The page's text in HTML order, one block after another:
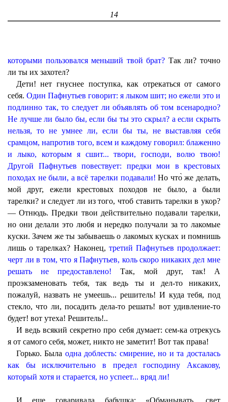
14
которыми пользовался меньший твой брат? Так ли? точно
ли ты их захотел?
Дети! нет гнуснее поступка, как отрекаться от самого
себя. Один Пафнутьев говорит: я лыком шит; но ежели это и
подлинно так, то следует ли объявлять об том всенародно?
Не лучше ли было бы, если бы ты это скрыл? а если скрыть
нельзя, то не умнее ли, если бы ты, не выставляя себя
срамцом, напротив того, всем и каждому говорил: блаженно
и лыко, которым я сшит... твори, господи, волю твою!
Другой Пафнутьев повествует: предки мои в крестовых
походах не были, а всё тарелки подавали! Но что̀ же делать,
мой друг, ежели крестовых походов не было, а были
тарелки? и следует ли из того, чтоб ставить тарелки в укор?
— Отнюдь. Предки твои действительно подавали тарелки,
но они делали это любя и нередко получали за то лакомые
куски. Зачем же ты забываешь о лакомых кусках и помнишь
лишь о тарелках? Наконец, третий Пафнутьев продолжает:
черт ли в том, что я Пафнутьев, коль скоро никаких дел мне
решать не предоставлено! Так, мой друг, так! А
проэкзаменовать тебя, так ведь ты и дел-то никаких,
пожалуй, назвать не умеешь... решитель! И куда тебя, под
стекло, что ли, посадить дела-то решать! вот удивление-то
будет! вот утеха! Решитель!..
И ведь всякий секретно про себя думает: сем-ка отрекусь
я от самого себя, может, никто не заметит! Вот так права!
Горько. Была одна доблесть: смирение, но и та досталась
как бы исключительно в предел господину Аксакову,
который хотя и старается, но успеет... вряд ли!
И еще говаривала бабушка: «Обманывать, свет